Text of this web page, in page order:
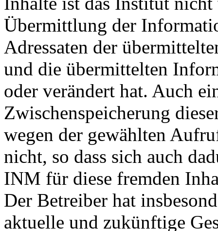
Übermittlung der
Adressaten der
und die übermittelten
oder verändert hat. Auch
Zwischenspeicherung
wegen der gewählten
nicht, so dass sich auch
INM für diese fremden
Der Betreiber hat
aktuelle und zukünftige